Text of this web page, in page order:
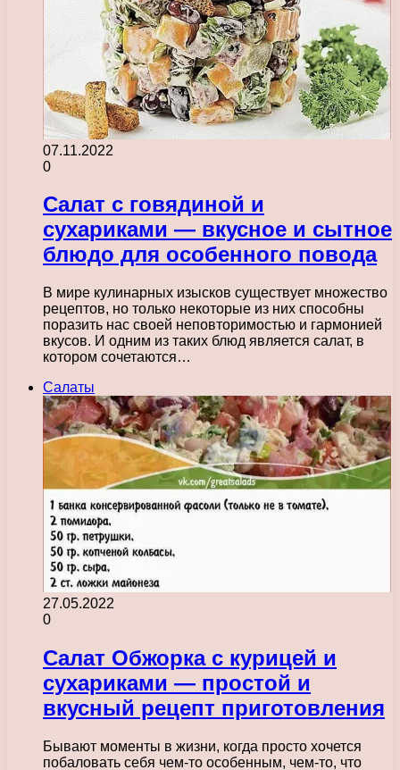
07.11.2022
0
Салат с говядиной и
сухариками — вкусное и сытное
блюдо для особенного повода
В мире кулинарных изысков существует множество
рецептов, но только некоторые из них способны
поразить нас своей неповторимостью и гармонией
вкусов. И одним из таких блюд является салат, в
котором сочетаются…
Салаты
27.05.2022
0
Салат Обжорка с курицей и
сухариками — простой и
вкусный рецепт приготовления
Бывают моменты в жизни, когда просто хочется
побаловать себя чем-то особенным, чем-то, что